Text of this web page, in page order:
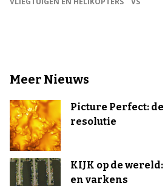
Meer Nieuws
Picture Perfect:
resolutie
KIJK op de
en varkens